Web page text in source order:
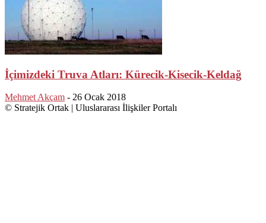
İçimizdeki Truva Atları: Kürecik-Kisecik-Keldağ
Mehmet Akçam - 26 Ocak 2018
© Stratejik Ortak | Uluslararası İlişkiler Portalı